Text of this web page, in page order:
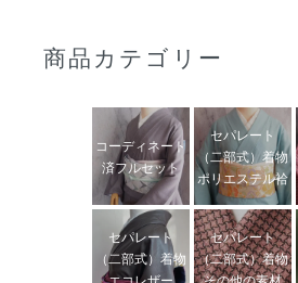
商品カテゴリー
コーディネート
済フルセット
セパレート
（二部式）着物
ポリエステル袷
セパレート
（二部式）着物
エコレザー
セパレート
（二部式）着物
その他の素材